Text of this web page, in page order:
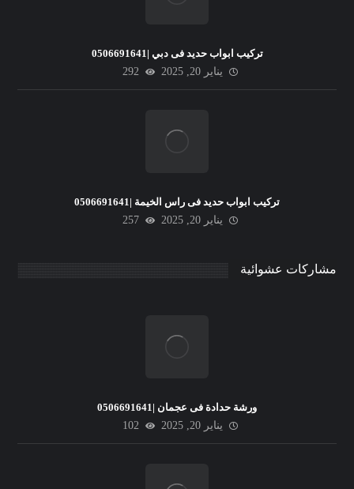
تركيب ابواب حديد فى دبي |0506691641
يناير 20, 2025
292
تركيب ابواب حديد فى راس الخيمة |0506691641
يناير 20, 2025
257
مشاركات عشوائية
ورشة حدادة فى عجمان |0506691641
يناير 20, 2025
102